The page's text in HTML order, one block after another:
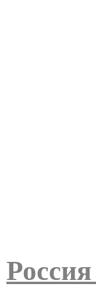
Россия